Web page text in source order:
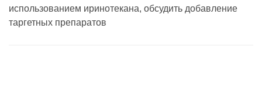
использованием иринотекана, обсудить добавление
таргетных препаратов